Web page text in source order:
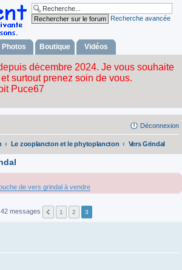
Recherche avancée
Photos Boutique Vidéos
Déconnexion
Le zooplancton et le phytoplancton Vers Grindal
de vers grindal à vendre
42 messages 1 2 3